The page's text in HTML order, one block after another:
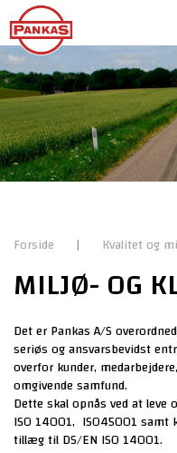
Forside | Kvalitet og
MILJØ- OG
Det er Pankas A/S
seriøs og ansvarsbevidst
overfor kunder,
omgivende samfund.
Dette skal opnås ved at leve
ISO 14001, ISO45001samt
tillæg til DS/EN ISO 14001.